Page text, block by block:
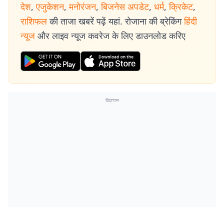
देश, एजुकेशन, मनोरंजन, बिजनेस अपडेट, धर्म, क्रिकेट,
राशिफल की ताजा खबरें पढ़ें यहां. रोजाना की ब्रेकिंग हिंदी
न्यूज और लाइव न्यूज कवरेज के लिए डाउनलोड करिए
विज्ञापन